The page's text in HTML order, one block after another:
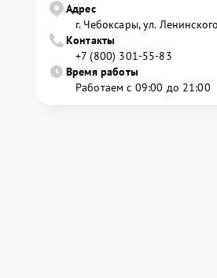
Адрес
г. Чебоксары, ул.
Контакты
+7 (800) 301-55-83
Время работы
Работаем с 09:00 до 21:00